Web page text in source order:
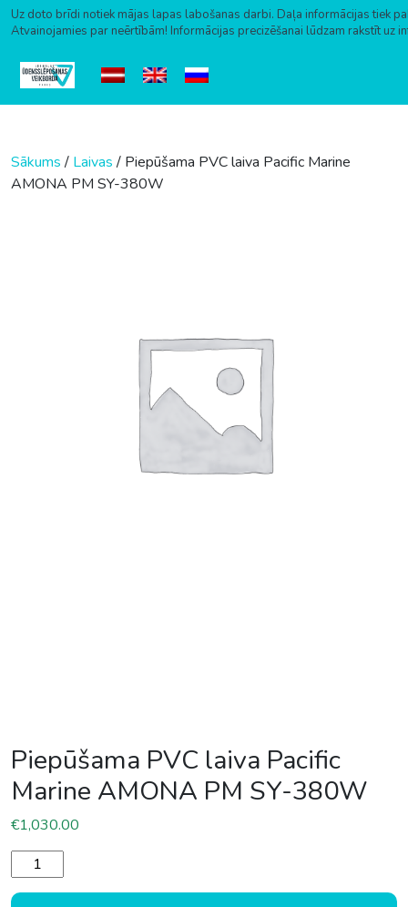
Uz doto brīdi notiek mājas lapas labošanas darbi. Daļa informācijas tiek
Atvainojamies par neērtībām! Informācijas precizēšanai lūdzam rakstīt uz
Sākums/ Laivas/ Piepūšama PVC laiva Pacific Marine
AMONA PM SY-380W
Piepūšama PVC laiva Pacific
Marine AMONA PM SY-380W
€1,030.00
Piepūšama PVC laiva Pacific Marine AMONA PM SY-380W